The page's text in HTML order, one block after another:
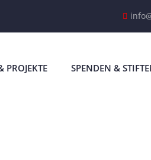
PROJEKTE SPENDEN &